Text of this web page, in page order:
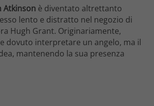
Atkinson è diventato altrettanto
lento e distratto nel negozio di
Hugh Grant. Originariamente,
dovuto interpretare un angelo, ma il
mantenendo la sua presenza